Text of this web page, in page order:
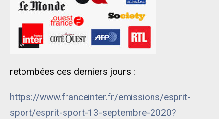
retombées ces derniers jours :
https://www.franceinter.fr/emissions/esprit-
sport/esprit-sport-13-septembre-2020?